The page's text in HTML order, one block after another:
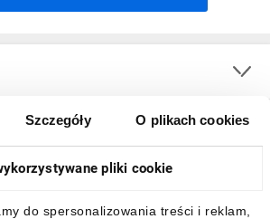
Szczegóły O plikach cookies
pliki cookie
do spersonalizowania treści i reklam,